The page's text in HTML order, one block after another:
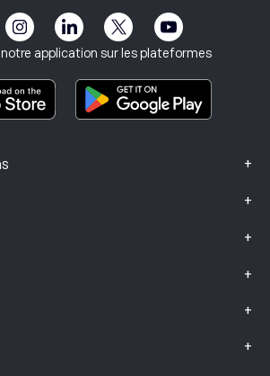
application sur les plateformes
+
+
+
+
+
les risques
clés
(clients FCA)
+